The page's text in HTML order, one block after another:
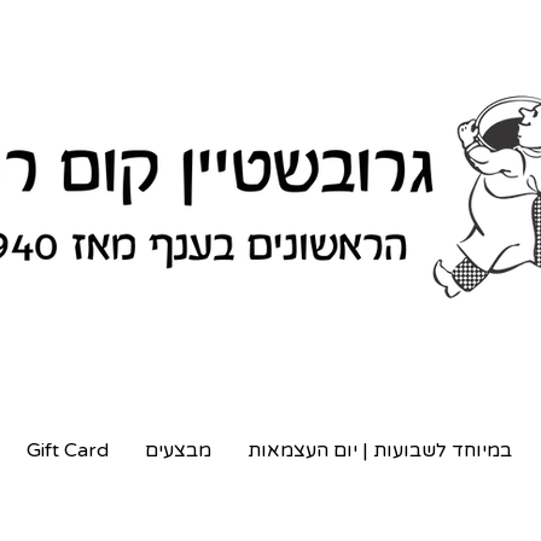
במיוחד לשבועות | יום העצמאות מבצעים Gift Card